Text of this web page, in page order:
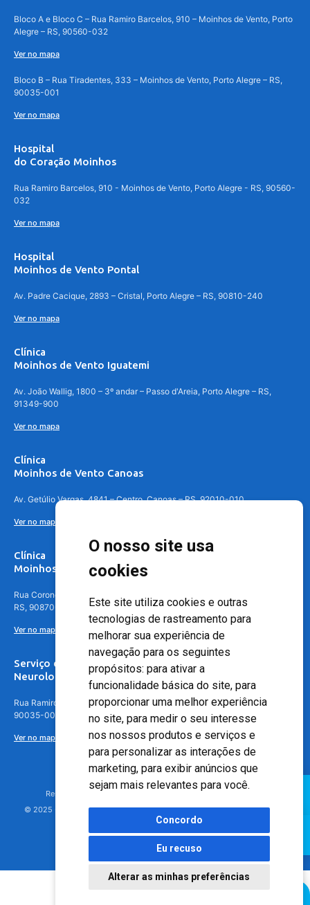
O nosso site usa
cookies
Este site utiliza cookies e outras
tecnologias de rastreamento para
melhorar sua experiência de
navegação para os seguintes
propósitos: para ativar a
funcionalidade básica do site, para
proporcionar uma melhor experiência
no site, para medir o seu interesse
nos nossos produtos e serviços e
para personalizar as interações de
marketing, para exibir anúncios que
sejam mais relevantes para você.
Concordo
Eu recuso
Alterar as minhas preferências
Bloco A e Bloco C – Rua Ramiro Barcelos, 910 – Moinhos de Vento, Porto
Alegre – RS, 90560-032
Ver no mapa
Bloco B – Rua Tiradentes, 333 – Moinhos de Vento, Porto Alegre – RS,
90035-001
Ver no mapa
Hospital
do Coração Moinhos
Rua Ramiro Barcelos, 910 - Moinhos de Vento, Porto Alegre - RS, 90560-
032
Ver no mapa
Hospital
Moinhos de Vento Pontal
Av. Padre Cacique, 2893 – Cristal, Porto Alegre – RS, 90810-240
Ver no mapa
Clínica
Moinhos de Vento Iguatemi
Av. João Wallig, 1800 – 3º andar – Passo d'Areia, Porto Alegre – RS,
91349-900
Ver no mapa
Clínica
Moinhos de Vento Canoas
Av. Getúlio Vargas, 4841 – Centro, Canoas – RS, 92010-010
Ver no mapa
Clínica
Moinhos de Vento - Teresópolis
Rua Coronel Aparício Borges, 250 - 3º andar - Teresópolis, Porto Alegre -
RS, 90870-016
Ver no mapa
Serviço de
Neurologia
Rua Ramiro Barcelos, 630 – 5º andar – Floresta, Porto Alegre – RS,
90035-001
Ver no mapa
Responsável Técnico: Dr. Luiz Antonio Nasi - CREMERS 11217
© 2025 - Hospital Moinhos de Vento - Registro Empresa (CRM-RS): 425